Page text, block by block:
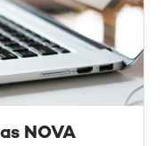
NOVA